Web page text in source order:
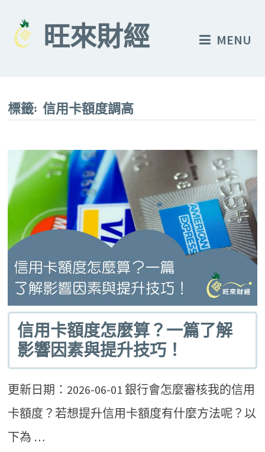
content
旺來財經 MENU
標籤:信用卡額度調高
信用卡額度怎麼算？一篇了解
影響因素與提升技巧！
更新日期：2026-06-01 銀行會怎麼審核我的信用
卡額度？若想提升信用卡額度有什麼方法呢？以
下為 …